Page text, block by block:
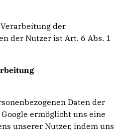
der
der Nutzer ist Art. 6 Abs. 1
Daten der
ermöglicht uns eine
unserer Nutzer, indem uns